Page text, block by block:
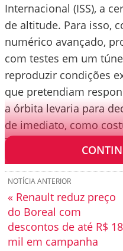
Internacional (ISS), a
de altitude. Para isso,
numérico avançado,
com testes em um
reproduzir condições
que pretendiam
a órbita levaria para
de imediato, como
Terra.
NOTÍCIA ANTERIOR
« Renault reduz preço
do Boreal com
descontos de até R$ 18
mil em campanha